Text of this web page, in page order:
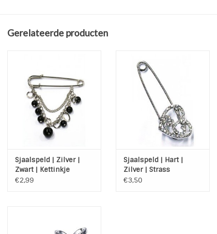
Gerelateerde producten
Sjaalspeld | Zilver |
Zwart | Kettinkje
€2,99
Sjaalspeld | Hart |
Zilver | Strass
€3,50